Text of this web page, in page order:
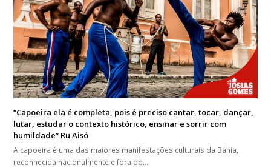
“Capoeira ela é completa, pois é preciso cantar, tocar, dançar,
lutar, estudar o contexto histórico, ensinar e sorrir com
humildade” Ru Aisó
A capoeira é uma das maiores manifestações culturais da Bahia,
reconhecida nacionalmente e fora do…